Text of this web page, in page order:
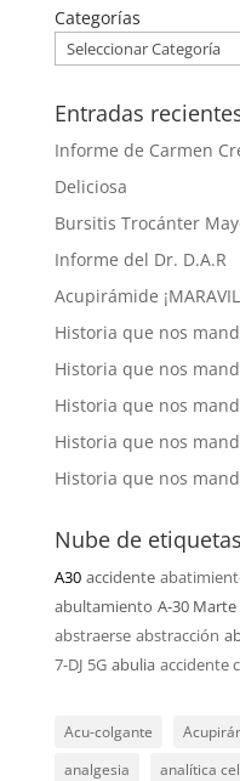
Categorías
Entradas
Informe de Carmen
Deliciosa
Bursitis Trocánter
Informe del Dr. D.A.R
Acupirámide
Historia que nos
Historia que nos
Historia que nos
Historia que nos
Historia que nos
Nube de etiquetas
A30 accidente
abultamiento A-30 Marte
abstraerse abstracción
7-DJ 5G abulia accidente
Acu-colgante
analgesia
analítica